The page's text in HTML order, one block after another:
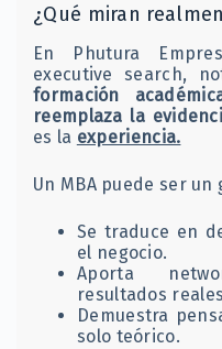
¿Qué miran
En Phutura
executive search,
formación
reemplaza la
es la experiencia.
Un MBA puede ser
Se traduce en
el negocio.
Aporta
resultados
Demuestra
solo teórico.